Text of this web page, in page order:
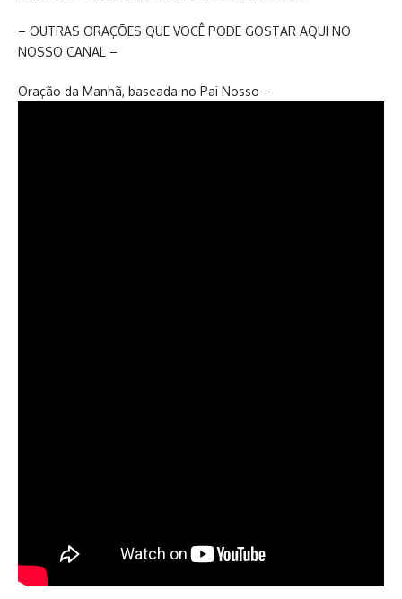
– OUTRAS ORAÇÕES QUE VOCÊ PODE GOSTAR AQUI NO
NOSSO CANAL –
Oração da Manhã, baseada no Pai Nosso –